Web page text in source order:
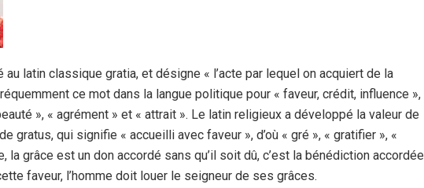
au latin classique gratia, et désigne « l’acte par lequel on acquiert de la
ce mot dans la langue politique pour « faveur, crédit, influence »,
», « agrément » et « attrait ». Le latin religieux a développé la valeur de
gratus, qui signifie « accueilli avec faveur », d’où « gré », « gratifier », «
la grâce est un don accordé sans qu’il soit dû, c’est la bénédiction accordée
faveur, l’homme doit louer le seigneur de ses grâces.